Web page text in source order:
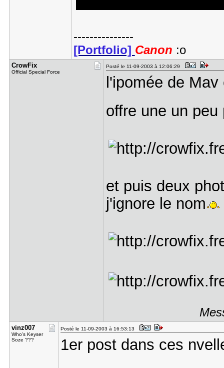
---------------
[Portfolio] Canon :o
CrowFix
Official Special Force
Posté le 11-09-2003 à 12:06:29
l'ipomée de
offre une un
et puis deux
j'ignore le nom
vinz007
Who's Keyser
Soze ???
Posté le 11-09-2003 à 16:53:13
1er post dans ces